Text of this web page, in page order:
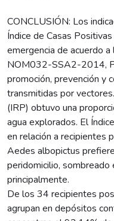
CONCLUSIÓN: Los
Índice de Casas
emergencia de acuerdo
NOM032-SSA2-2014,
promoción, prevención y
transmitidas por
(IRP) obtuvo una
agua explorados. El
en relación a recipientes
Aedes albopictus
peridomicilio,
principalmente.
De los 34 recipientes
agrupan en depósitos